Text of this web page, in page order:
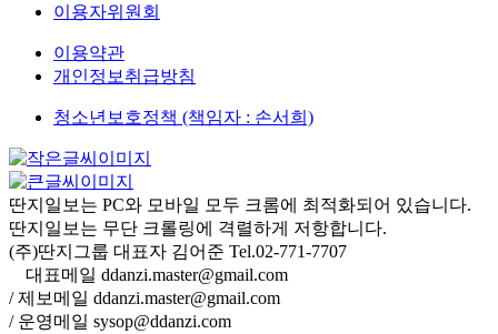
이용자위원회
이용약관
개인정보취급방침
청소년보호정책 (책임자 : 손서희)
딴지일보는 PC와 모바일 모두 크롬에 최적화되어 있습니다.
딴지일보는 무단 크롤링에 격렬하게 저항합니다.
(주)딴지그룹 대표자 김어준 Tel.02-771-7707
대표메일 ddanzi.master@gmail.com
/ 제보메일 ddanzi.master@gmail.com
/ 운영메일 sysop@ddanzi.com